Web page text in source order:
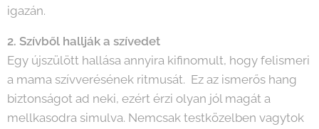
igazán.
2. Szívből hallják a szívedet
Egy újszülött hallása annyira kifinomult, hogy felismeri
a mama szívverésének ritmusát. Ez az ismerős hang
biztonságot ad neki, ezért érzi olyan jól magát a
mellkasodra simulva. Nemcsak testközelben vagytok